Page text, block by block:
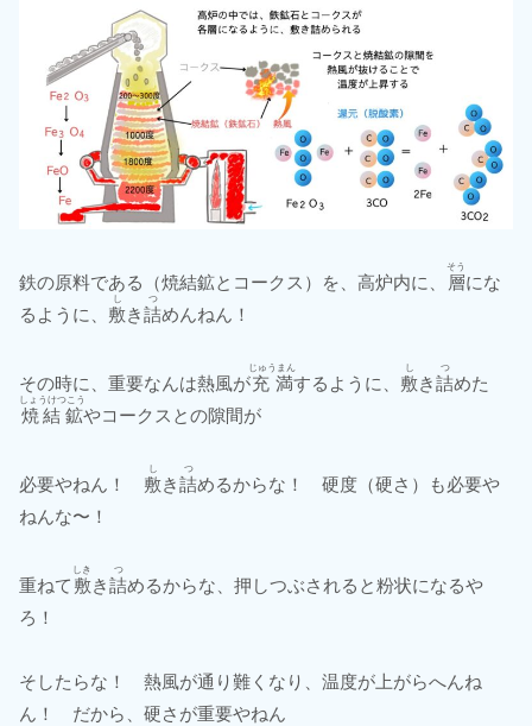
鉄の原料である（焼結鉱とコークス）を、高炉内に、 層
そう
にな
るように、 敷
し
き詰
つ
めんねん！
その時に、重要なんは熱風が充満
じゅうまん
するように、 敷
し
き詰
つ
めた
焼結鉱
しょうけつこう
やコークスとの隙間が
必要やねん！ 敷
し
き詰
つ
めるからな！ 硬度（硬さ）も必要や
ねんな〜！
重ねて 敷
しき
き詰
つ
めるからな、押しつぶされると粉状になるや
ろ！
そしたらな！ 熱風が通り難くなり、温度が上がらへんね
ん！ だから、硬さが重要やねん